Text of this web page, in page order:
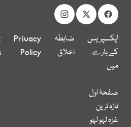
ایکسپریس
کے بارے
میں
ضابطہ
اخلاق
Privacy
Policy
صفحۂ اول
تازہ ترین
غزہ لہو لہو